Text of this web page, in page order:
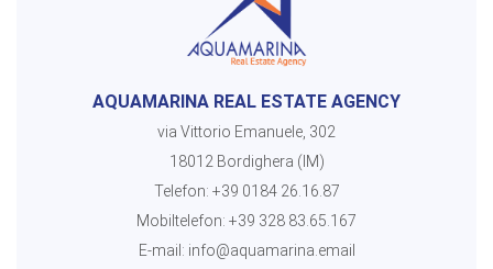
AQUAMARINA REAL ESTATE AGENCY
via Vittorio Emanuele, 302
18012 Bordighera (IM)
Telefon: +39 0184 26.16.87
Mobiltelefon: +39 328 83.65.167
E-mail: info@aquamarina.email